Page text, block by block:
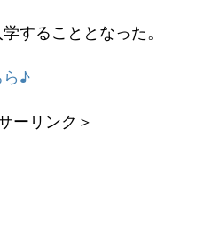
することとなった。
ら♪
ーリンク＞